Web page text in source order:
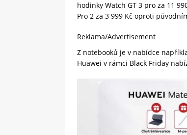
hodinky Watch GT 3 pro za 11
Pro 2 za 3 999 Kč oproti
Reklama/Advertisement
Z notebooků je v nabídce
Huawei v rámci Black Friday